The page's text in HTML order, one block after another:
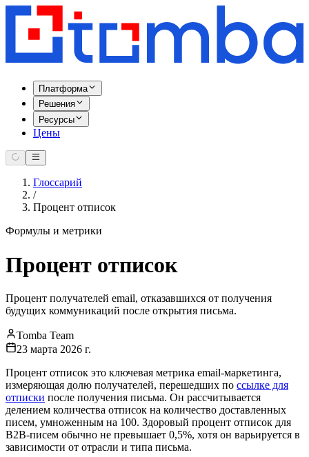
Платформа
Решения
Ресурсы
Цены
Глоссарий
/
Процент отписок
Формулы и метрики
Процент отписок
Процент получателей email, отказавшихся от получения
будущих коммуникаций после открытия письма.
Tomba Team
23 марта 2026 г.
Процент отписок это ключевая метрика email-маркетинга,
измеряющая долю получателей, перешедших по ссылке для
отписки после получения письма. Он рассчитывается
делением количества отписок на количество доставленных
писем, умноженным на 100. Здоровый процент отписок для
B2B-писем обычно не превышает 0,5%, хотя он варьируется в
зависимости от отрасли и типа письма.